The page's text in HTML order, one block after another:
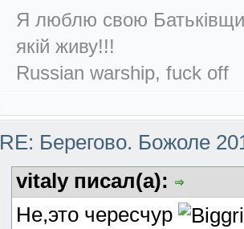
Я люблю свою
якій живу!!!
Russian warship, fuck off
RE: Берегово. Божоле
vitaly писал(а):
Не,это чересчур